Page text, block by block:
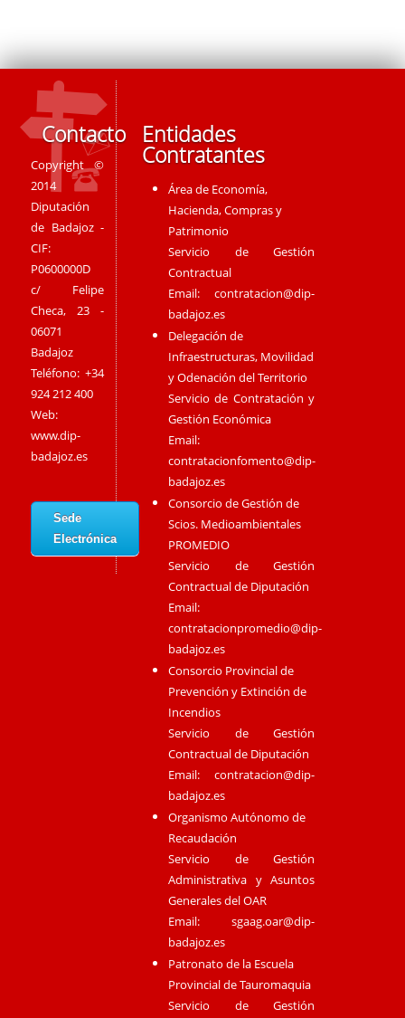
Contacto
Copyright ©
2014
Diputación
de Badajoz -
CIF:
P0600000D
c/ Felipe
Checa, 23 -
06071
Badajoz
Teléfono: +34
924 212 400
Web:
www.dip-
badajoz.es
Sede
Electrónica
Entidades
Contratantes
Área de Economía,
Hacienda, Compras y
Patrimonio
Servicio de Gestión
Contractual
Email:contratacion@dip-
badajoz.es
Delegación de
Infraestructuras, Movilidad
y Odenación del Territorio
Servicio de Contratación y
Gestión Económica
Email:
contratacionfomento@dip-
badajoz.es
Consorcio de Gestión de
Scios. Medioambientales
PROMEDIO
Servicio de Gestión
Contractual de Diputación
Email:
contratacionpromedio@dip-
badajoz.es
Consorcio Provincial de
Prevención y Extinción de
Incendios
Servicio de Gestión
Contractual de Diputación
Email:contratacion@dip-
badajoz.es
Organismo Autónomo de
Recaudación
Servicio de Gestión
Administrativa y Asuntos
Generales del OAR
Email:sgaag.oar@dip-
badajoz.es
Patronato de la Escuela
Provincial de Tauromaquia
Servicio de Gestión